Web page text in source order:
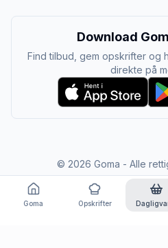
Download
Find tilbud, gem opskrifter og
direkte på
© 2026 Goma - Alle
Goma Opskrifter